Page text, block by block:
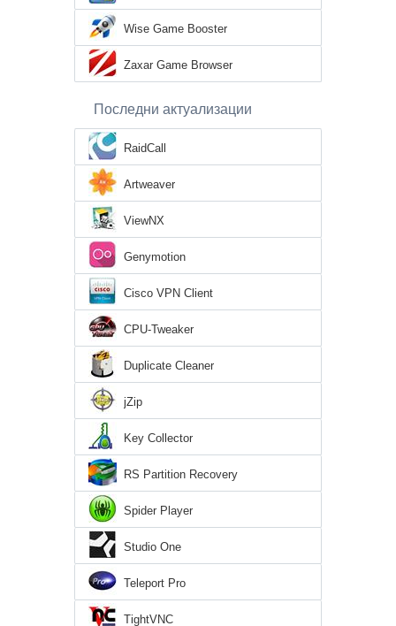
Wise Game Booster
Zaxar Game Browser
Последни актуализации
RaidCall
Artweaver
ViewNX
Genymotion
Cisco VPN Client
CPU-Tweaker
Duplicate Cleaner
jZip
Key Collector
RS Partition Recovery
Spider Player
Studio One
Teleport Pro
TightVNC